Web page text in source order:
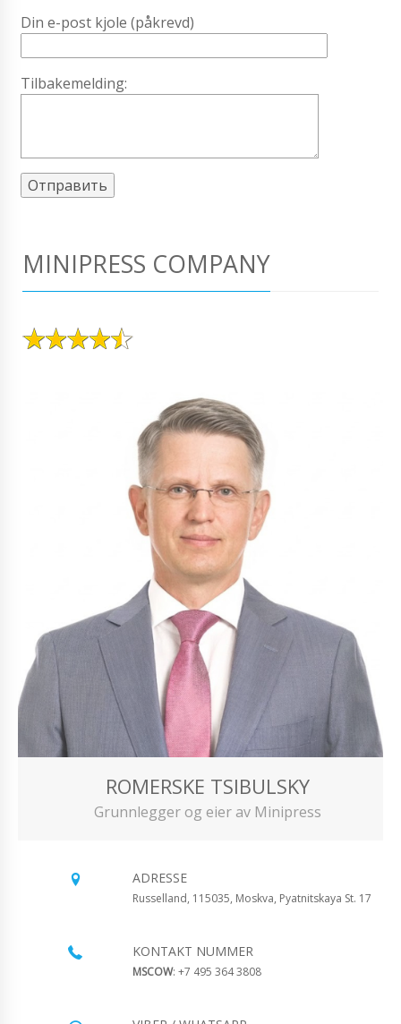
Din e-post kjole (påkrevd)
Tilbakemelding:
MINIPRESS COMPANY
ROMERSKE TSIBULSKY
Grunnlegger og eier av Minipress
ADRESSE
Russelland, 115035, Moskva, Pyatnitskaya St. 17
KONTAKT NUMMER
MSCOW: +7 495 364 3808